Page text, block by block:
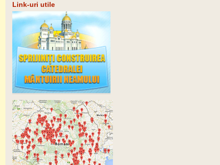
Link-uri utile